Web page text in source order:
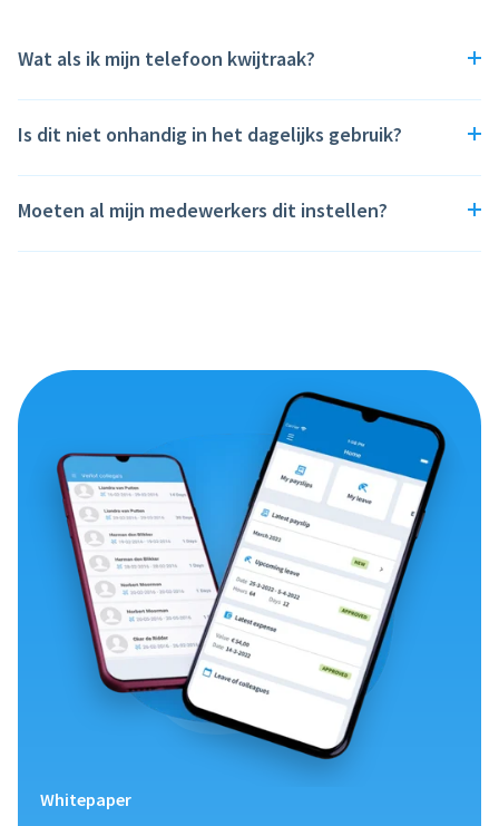
Wat als ik mijn telefoon kwijtraak?
Is dit niet onhandig in het dagelijks gebruik?
Moeten al mijn medewerkers dit instellen?
Whitepaper